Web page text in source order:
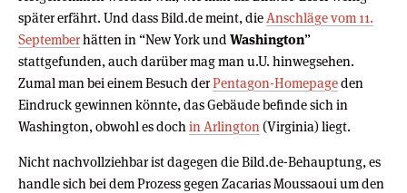
später erfährt. Und dass Bild.de meint, die Anschläge vom 11.
Septemberhätten in “New York und Washington”
stattgefunden, auch darüber mag man u.U. hinwegsehen.
Zumal man bei einem Besuch derPentagon-Homepageden
Eindruck gewinnen könnte, das Gebäude befinde sich in
Washington, obwohl es doch in Arlington (Virginia) liegt.
Nicht nachvollziehbar ist dagegen die Bild.de-Behauptung, es
handle sich bei dem Prozess gegen Zacarias Moussaoui um den